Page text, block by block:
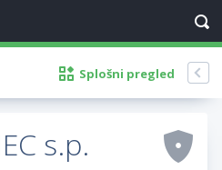
Splošni pregled
s.p.